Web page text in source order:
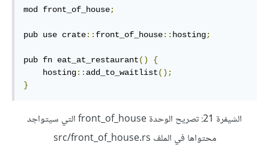
mod front_of_house;
pub use crate:: front_of_house:: hosting;
pub fn eat_at_restaurant()
{
    hosting
:: add_to_waitlist();
}
الشيفرة 21: تصريح الوحدة front_of_house التي سيتواجد
محتواها في الملف src/front_of_house.rs